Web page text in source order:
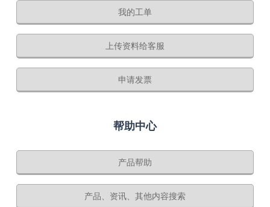
我的工单
上传资料给客服
申请发票
帮助中心
产品帮助
产品、资讯、其他内容搜索